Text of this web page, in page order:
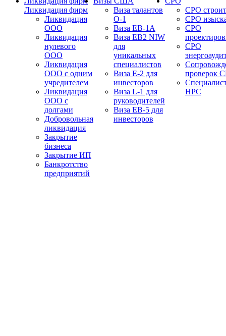
Ликвидация фирм
Ликвидация
ООО
Ликвидация
нулевого
ООО
Ликвидация
ООО с одним
учредителем
Ликвидация
ООО с
долгами
Добровольная
ликвидация
Закрытие
бизнеса
Закрытие ИП
Банкротство
предприятий
Виза талантов
О-1
Виза EB-1A
Виза EB2 NIW
для
уникальных
специалистов
Виза E-2 для
инвесторов
Виза L-1 для
руководителей
Виза EB-5 для
инвесторов
СРО
СРО
СРО
СРО
проверок
НРС